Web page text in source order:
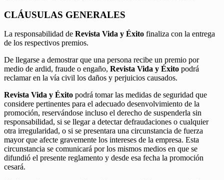
CLÁUSULAS GENERALES
La responsabilidad de Revista Vida y Éxito finaliza con la entrega
de los respectivos premios.
De llegarse a demostrar que una persona recibe un premio por
medio de ardid, fraude o engaño, Revista Vida y Éxito podrá
reclamar en la vía civil los daños y perjuicios causados.
Revista Vida y Éxito podrá tomar las medidas de seguridad que
considere pertinentes para el adecuado desenvolvimiento de la
promoción, reservándose incluso el derecho de suspenderla sin
responsabilidad, si se llegar a detectar defraudaciones o cualquier
otra irregularidad, o si se presentara una circunstancia de fuerza
mayor que afecte gravemente los intereses de la empresa. Esta
circunstancia se comunicará por los mismos medios en que se
difundió el presente reglamento y desde esa fecha la promoción
cesará.